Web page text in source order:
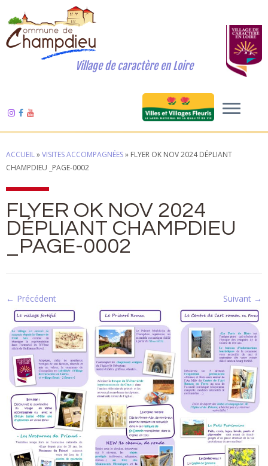
Village de caractère en Loire
ACCUEIL»VISITES ACCOMPAGNÉES» FLYER OK NOV 2024 DÉPLIANT
CHAMPDIEU _PAGE-0002
FLYER OK NOV 2024
DÉPLIANT CHAMPDIEU
_PAGE-0002
← Précédent Suivant →